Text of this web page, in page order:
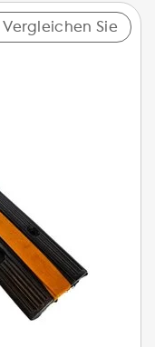
Vergleichen Sie